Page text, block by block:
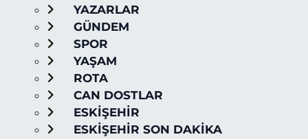
YAZARLAR
GÜNDEM
SPOR
YAŞAM
ROTA
CAN DOSTLAR
ESKİŞEHİR
ESKİŞEHİR SON DAKİKA